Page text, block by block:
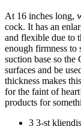
At 16 inches long,
cock. It has an
and flexible due to
enough firmness to
suction base so the
surfaces and be
thickness makes
for the faint of
products for
3 3-st